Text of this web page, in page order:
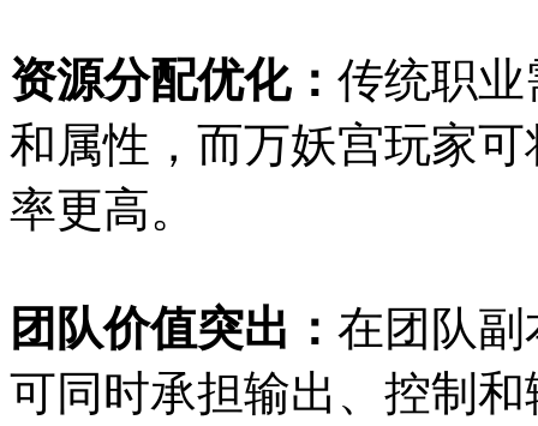
资源分配优化： 传统职
和属性，而万妖宫玩家
率更高。
团队价值突出： 在团队
可同时承担输出、控制